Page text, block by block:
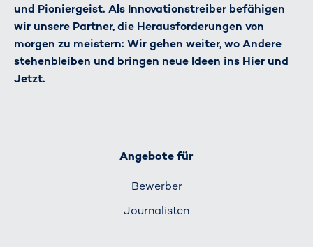
und Pioniergeist. Als Innovationstreiber befähigen
wir unsere Partner, die Herausforderungen von
morgen zu meistern: Wir gehen weiter, wo Andere
stehenbleiben und bringen neue Ideen ins Hier und
Jetzt.
Angebote für
Bewerber
Journalisten